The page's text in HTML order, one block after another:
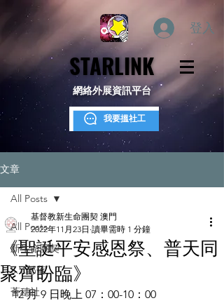
登入
STARLINK
STARLINK
網絡外展資訊平台
我要搵社工
文章
All Posts
新生命團契
S.Y.部落
薈穗社
All Posts
《聖誔平安感恩祭、普天同
聚齊盼臨》
基督教新生命團契 澳門
2022年11月23日 讀畢需時 1 分鐘
12 月 9 日晚上 07：00-10：00